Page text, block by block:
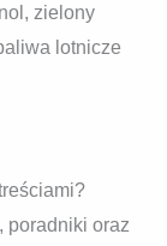
zielony
lotnicze
poradniki oraz